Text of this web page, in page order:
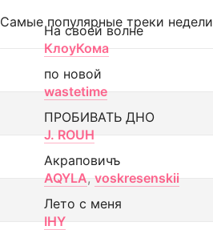
Самые популярные треки недели
На своей волне
КлоуКома
по новой
wastetime
ПРОБИВАТЬ ДНО
J. ROUH
Акраповичъ
AQYLA, voskresenskii
Лето с меня
IHY